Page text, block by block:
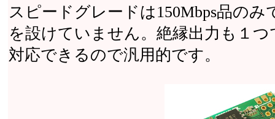
スピードグレードは150Mbps品の
を設けていません。絶縁出力も１
対応できるので汎用的です。